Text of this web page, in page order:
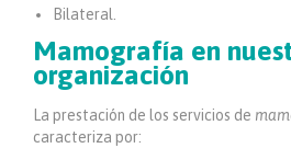
Bilateral.
Mamografía en
organización
La prestación de los servicios de
caracteriza por: